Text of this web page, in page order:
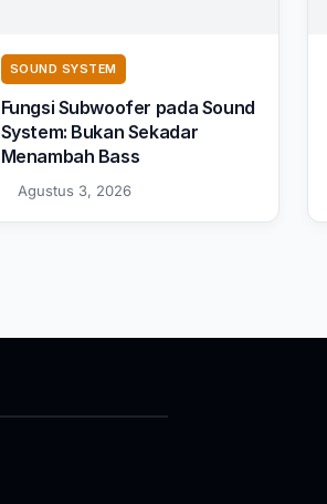
SOUND SYSTEM
Fungsi Subwoofer pada Sound
System: Bukan Sekadar
Menambah Bass
Agustus 3, 2026